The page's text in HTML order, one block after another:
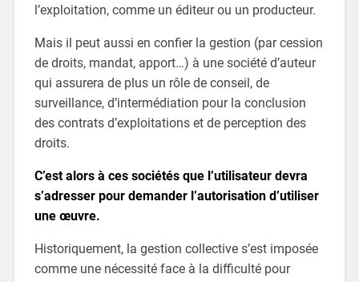
l’exploitation, comme un éditeur ou un producteur.
Mais il peut aussi en confier la gestion (par cession
de droits, mandat, apport…) à une société d’auteur
qui assurera de plus un rôle de conseil, de
surveillance, d’intermédiation pour la conclusion
des contrats d’exploitations et de perception des
droits.
C’est alors à ces sociétés que l’utilisateur devra
s’adresser pour demander l’autorisation d’utiliser
une œuvre.
Historiquement, la gestion collective s’est imposée
comme une nécessité face à la difficulté pour